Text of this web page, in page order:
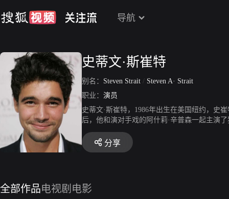
导航
史蒂文·斯崔特
别名： Steven Strait / Steven A· Strait
职业： 演员
史蒂文·斯崔特，1986年出生在美国纽约，史
后，他和演对手戏的阿什莉·辛普森一起主演
分享
全部作品电视剧 电影